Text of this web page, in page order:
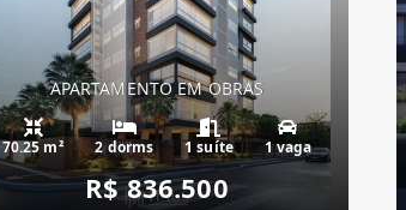
APARTAMENTO EM OBRAS
70.25 m² 2 dorms 1 suíte 1 vaga
R$ 836.500